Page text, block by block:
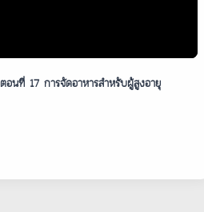
ตอนที่ 17 การจัดอาหารสำหรับผู้สูงอายุ